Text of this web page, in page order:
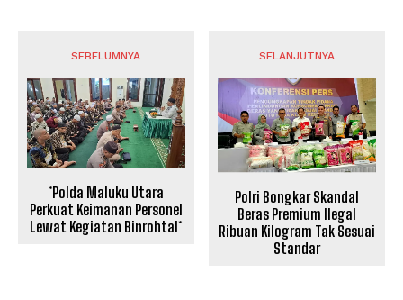
SEBELUMNYA
*Polda Maluku Utara
Perkuat Keimanan Personel
Lewat Kegiatan Binrohtal*
SELANJUTNYA
Polri Bongkar Skandal
Beras Premium Ilegal
Ribuan Kilogram Tak Sesuai
Standar